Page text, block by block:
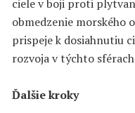
ciele v boji proti
obmedzenie morského
prispeje k dosiahnutiu
rozvoja v týchto
Ďalšie kroky